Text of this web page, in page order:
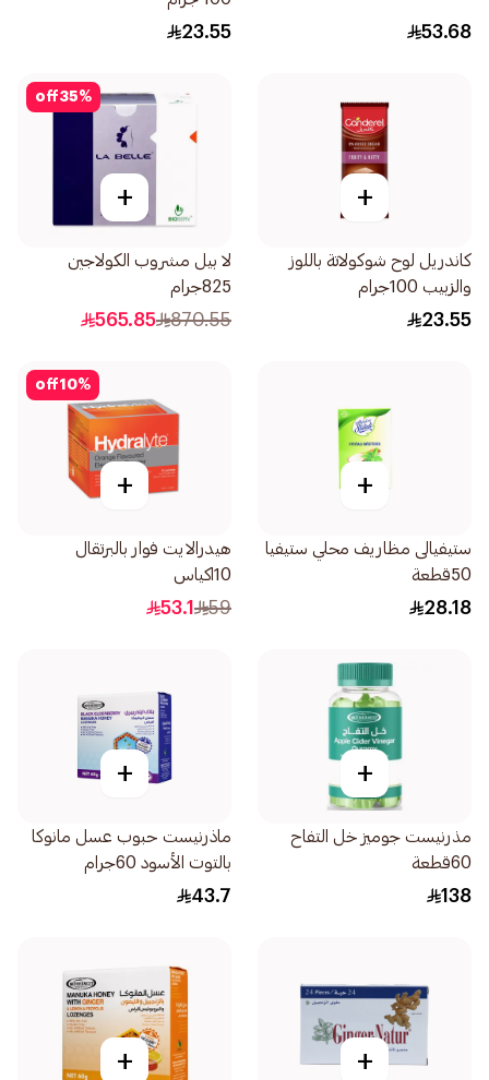
53.68
23.55
+
كاندريل لوح شوكولاتة باللوز
والزبيب 100جرام
23.55
35%
off
+
لا بيل مشروب الكولاجين
825جرام
870.55
565.85
+
ستيفيالى مظاريف محلي ستيفيا
50قطعة
28.18
10%
off
+
هيدرالايت فوار بالبرتقال
10اكياس
59
53.1
+
مذرنيست جوميز خل التفاح
60قطعة
138
+
ماذرنيست حبوب عسل مانوكا
بالتوت الأسود 60جرام
43.7
+
+